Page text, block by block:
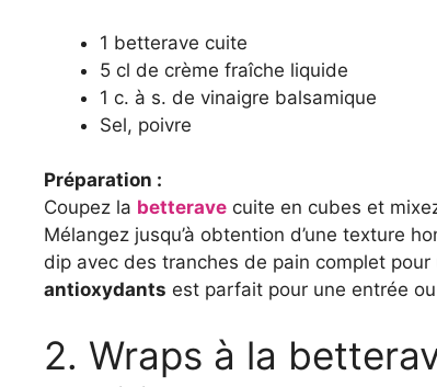
1 betterave cuite
5 cl de crème fraîche liquide
1 c. à s. de vinaigre balsamique
Sel, poivre
Préparation :
Coupez la betterave cuite en cubes et
Mélangez jusqu’à obtention d’une texture
dip avec des tranches de pain complet
antioxydants est parfait pour une entrée
2. Wraps à la